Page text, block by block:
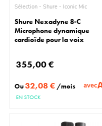
Sélection - Shure - Iconic Mic
Shure Nexadyne 8-C
Microphone dynamique
cardioïde pour la voix
355,00 €
Ou32,08 € /mois avec
EN STOCK